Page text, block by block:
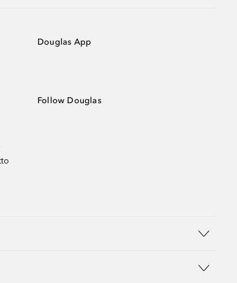
Douglas App
Follow Douglas